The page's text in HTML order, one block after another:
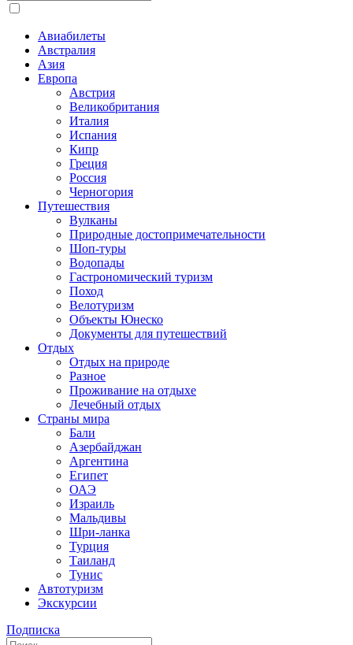
Авиабилеты
Австралия
Азия
Европа
Австрия
Великобритания
Италия
Испания
Кипр
Греция
Россия
Черногория
Путешествия
Вулканы
Природные достопримечательности
Шоп-туры
Водопады
Гастрономический туризм
Поход
Велотуризм
Объекты Юнеско
Документы для путешествий
Отдых
Отдых на природе
Разное
Проживание на отдыхе
Лечебный отдых
Страны мира
Бали
Азербайджан
Аргентина
Египет
ОАЭ
Израиль
Мальдивы
Шри-ланка
Турция
Таиланд
Тунис
Автотуризм
Экскурсии
Подписка